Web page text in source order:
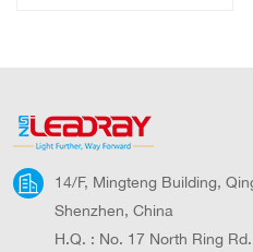
14/F, Mingteng Building,
Shenzhen, China
H.Q. : No. 17 North Ring